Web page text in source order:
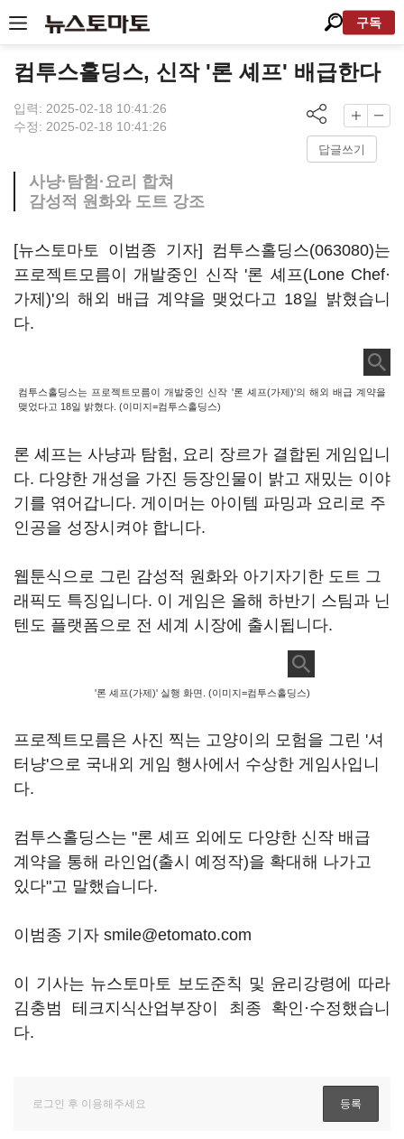
구독
컴투스홀딩스, 신작 '론 셰프' 배급한다
입력: 2025-02-18 10:41:26
수정: 2025-02-18 10:41:26
답글쓰기
사냥·탐험·요리 합쳐
감성적 원화와 도트 강조
[뉴스토마토 이범종 기자] 컴투스홀딩스(063080)는
프로젝트모름이 개발중인 신작 '론 셰프(Lone Chef·
가제)'의 해외 배급 계약을 맺었다고 18일 밝혔습니
다.
컴투스홀딩스는 프로젝트모름이 개발중인 신작 '론 셰프(가제)'의 해외 배급 계약을
맺었다고 18일 밝혔다. (이미지=컴투스홀딩스)
론 셰프는 사냥과 탐험, 요리 장르가 결합된 게임입니
다. 다양한 개성을 가진 등장인물이 밝고 재밌는 이야
기를 엮어갑니다. 게이머는 아이템 파밍과 요리로 주
인공을 성장시켜야 합니다.
웹툰식으로 그린 감성적 원화와 아기자기한 도트 그
래픽도 특징입니다. 이 게임은 올해 하반기 스팀과 닌
텐도 플랫폼으로 전 세계 시장에 출시됩니다.
'론 셰프(가제)' 실행 화면. (이미지=컴투스홀딩스)
프로젝트모름은 사진 찍는 고양이의 모험을 그린 '셔
터냥'으로 국내외 게임 행사에서 수상한 게임사입니
다.
컴투스홀딩스는 "론 셰프 외에도 다양한 신작 배급
계약을 통해 라인업(출시 예정작)을 확대해 나가고
있다"고 말했습니다.
이범종 기자 smile@etomato.com
이 기사는 뉴스토마토 보도준칙 및 윤리강령에 따라
김충범 테크지식산업부장이 최종 확인·수정했습니
다.